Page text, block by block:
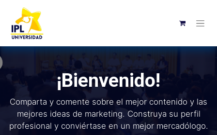
¡Bienvenido!
Comparta y comente sobre el mejor contenido y las
mejores ideas de marketing. Construya su perfil
profesional y conviértase en un mejor mercadólogo.